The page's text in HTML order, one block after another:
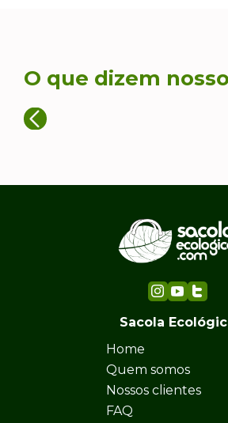
O que dizem
Sacola
Home
Quem somos
Nossos clientes
FAQ